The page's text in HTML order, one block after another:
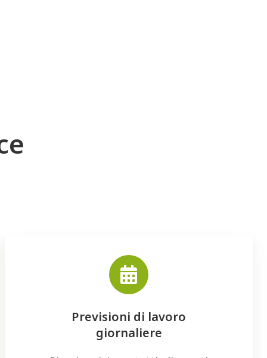
Previsioni di lavoro
giornaliere